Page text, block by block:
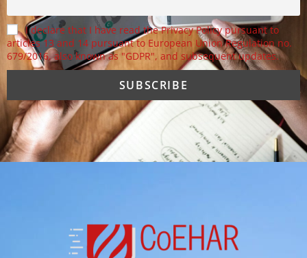
I declare that I have read the Privacy Policy pursuant to
articles 13 and 14 pursuant to European Union Regulation no.
679/2016, also known as "GDPR", and subsequent updates.